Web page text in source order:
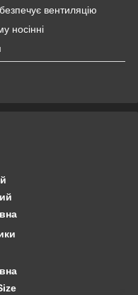
вентиляцію
носінні